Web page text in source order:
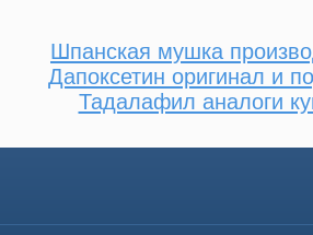
Шпанская мушка
Дапоксетин оригинал и
Тадалафил аналоги